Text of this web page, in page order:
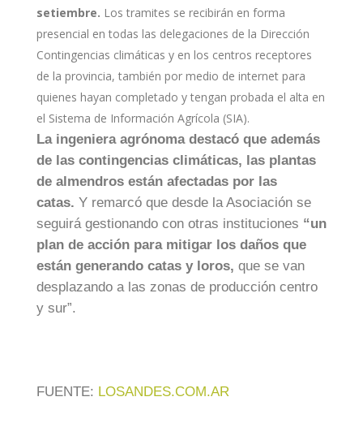
setiembre. Los tramites se recibirán en forma
presencial en todas las delegaciones de la Dirección
Contingencias climáticas y en los centros receptores
de la provincia, también por medio de internet para
quienes hayan completado y tengan probada el alta en
el Sistema de Información Agrícola (SIA).
La ingeniera agrónoma destacó que además
de las contingencias climáticas, las plantas
de almendros están afectadas por las
catas. Y remarcó que desde la Asociación se
seguirá gestionando con otras instituciones “un
plan de acción para mitigar los daños que
están generando catas y loros, que se van
desplazando a las zonas de producción centro
y sur”.
FUENTE: LOSANDES.COM.AR